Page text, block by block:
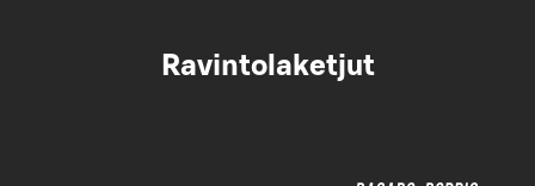
Ravintolaketjut